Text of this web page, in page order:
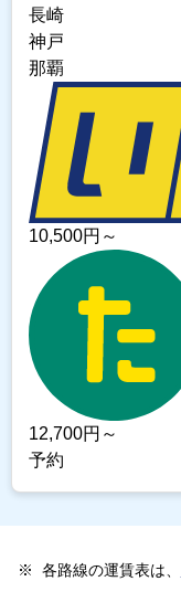
長崎
神戸
那覇
10,500円～
12,700円～
予約
※ 各路線の運賃表は、